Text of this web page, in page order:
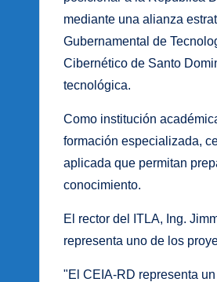
mediante una alianza
Gubernamental de
Cibernético de Santo
tecnológica.
Como institución
formación especializada,
aplicada que permitan
conocimiento.
El rector del ITLA, Ing.
representa uno de los
"El CEIA-RD representa